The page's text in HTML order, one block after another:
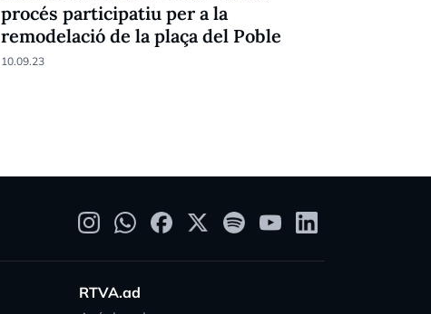
procés participatiu per a la
remodelació de la plaça del Poble
10.09.23
RTVA.ad